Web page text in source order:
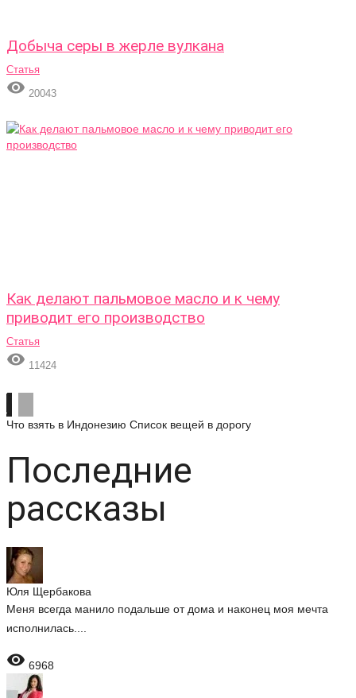
Добыча серы в жерле вулкана
Статья
 20043
Как делают пальмовое масло и к чему
приводит его производство
Статья
 11424
Что взять в Индонезию Список вещей в дорогу
Последние
рассказы
Юля Щербакова
Меня всегда манило подальше от дома и наконец моя мечта
исполнилась....
 6968